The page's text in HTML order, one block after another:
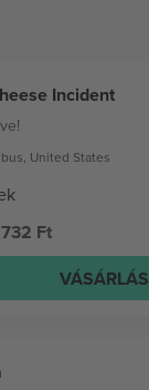
Incident
United States
Ft
VÁSÁRLÁS